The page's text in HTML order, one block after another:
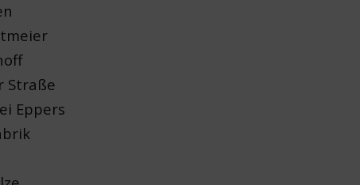
Straße
Eppers